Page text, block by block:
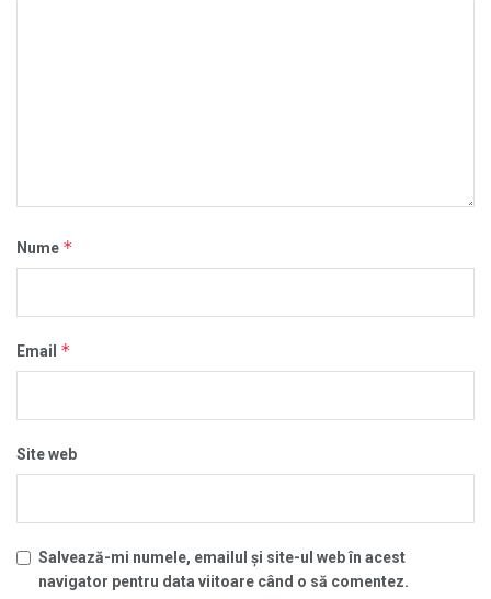
Nume *
Email *
Site web
Salvează-mi numele, emailul și site-ul web în acest
navigator pentru data viitoare când o să comentez.